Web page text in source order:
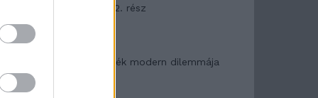
mítosza 2. rész
Az ereklyék modern dilemmája